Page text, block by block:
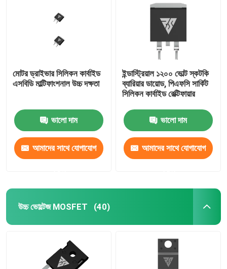
মোটর ড্রাইভার সিলিকন কার্বাইড
এসবিডি মাল্টিফাংশনাল উচ্চ দক্ষতা
ভালো দাম
আমাদের সাথে যোগাযোগ
ইন্ডাস্ট্রিয়াল ১২০০ ভোল্ট স্কটকি
ব্যারিয়ার ডায়োড, পিএফসি সার্কিট
সিলিকন কার্বাইড রেক্টিফায়ার
ভালো দাম
আমাদের সাথে যোগাযোগ
উচ্চ ভোল্টেজ MOSFET (40)